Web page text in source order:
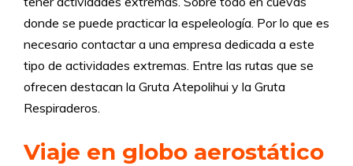
donde se puede practicar la espeleología. Por lo que es
necesario contactar a una empresa dedicada a este
tipo de actividades extremas. Entre las rutas que se
ofrecen destacan la Gruta Atepolihui y la Gruta
Respiraderos.
Viaje en globo aerostático